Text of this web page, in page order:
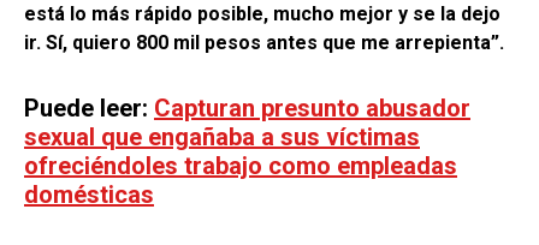
está lo más rápido posible, mucho mejor y se la dejo
ir. Sí, quiero 800 mil pesos antes que me arrepienta”.
Puede leer: Capturan presunto abusador
sexual que engañaba a sus víctimas
ofreciéndoles trabajo como empleadas
domésticas